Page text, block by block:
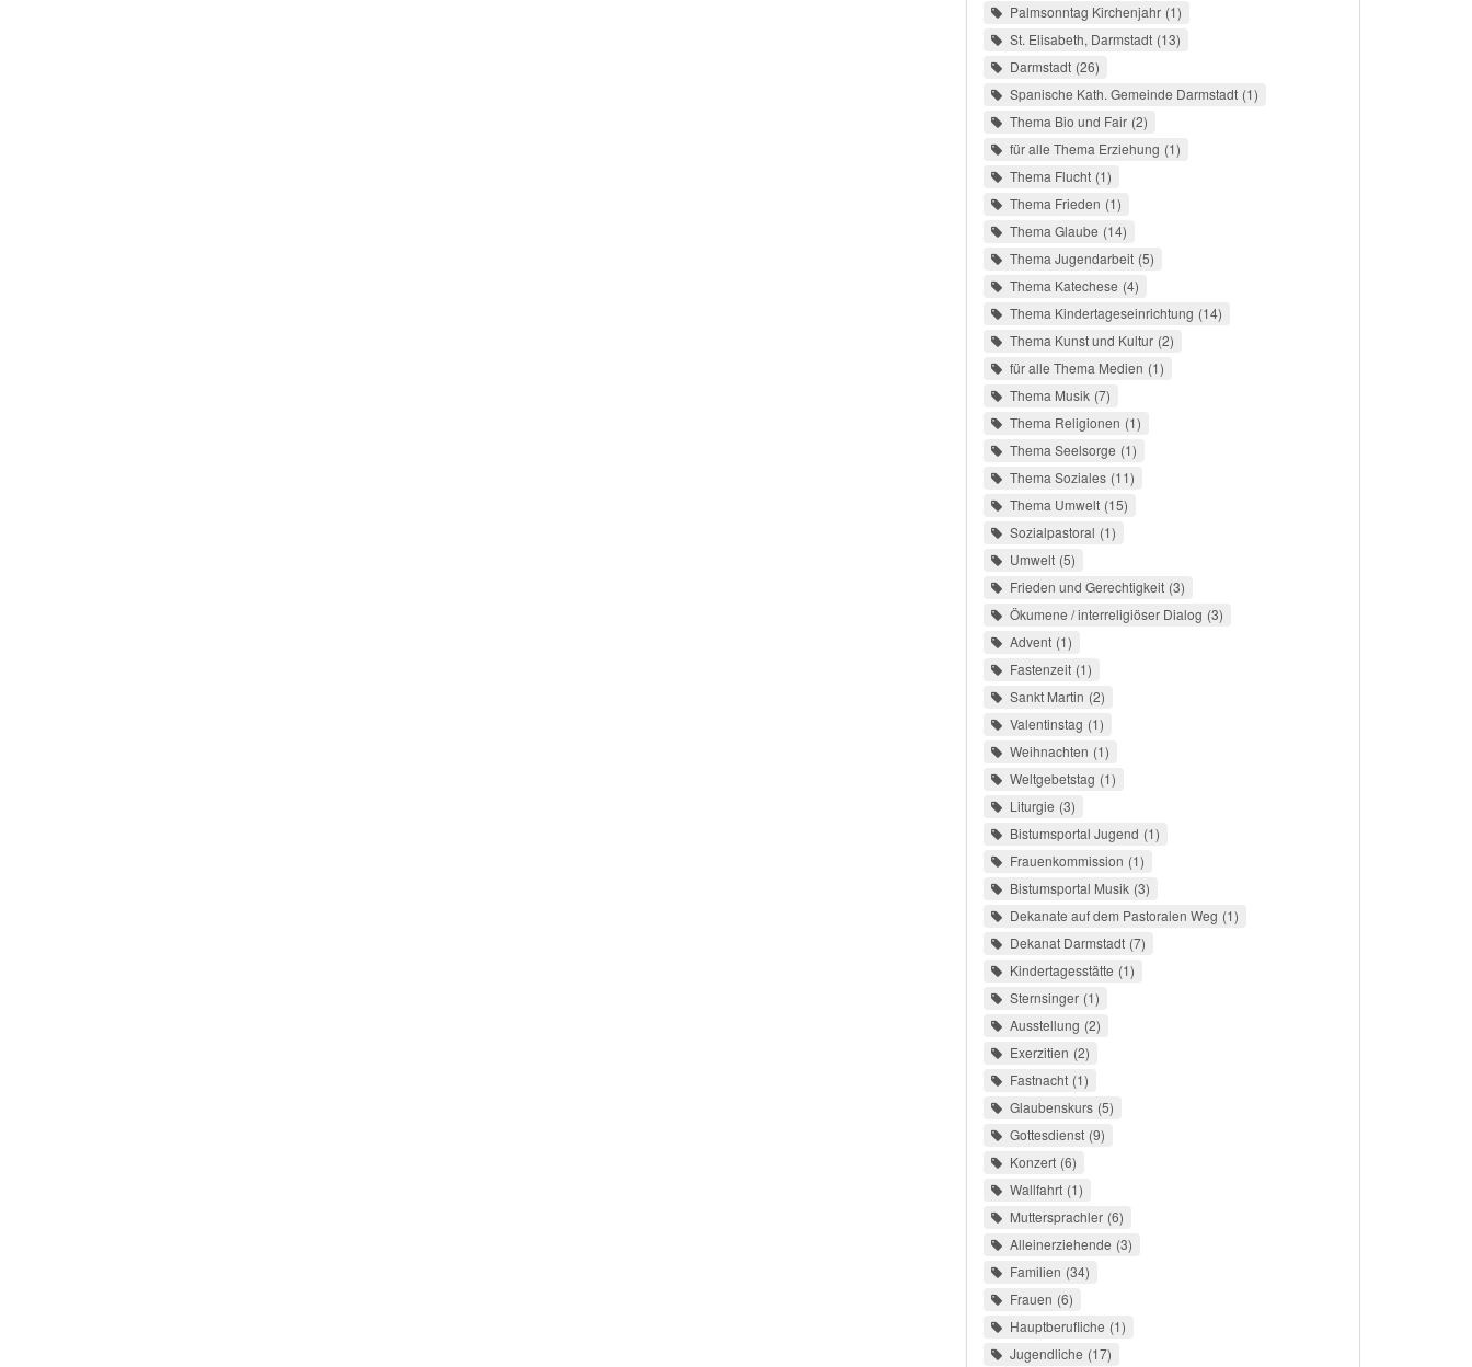
Palmsonntag Kirchenjahr 1
St. Elisabeth, Darmstadt 13
Darmstadt 26
Spanische Kath. Gemeinde Darmstadt 1
Thema Bio und Fair 2
für alle Thema Erziehung 1
Thema Flucht 1
Thema Frieden 1
Thema Glaube 14
Thema Jugendarbeit 5
Thema Katechese 4
Thema Kindertageseinrichtung 14
Thema Kunst und Kultur 2
für alle Thema Medien 1
Thema Musik 7
Thema Religionen 1
Thema Seelsorge 1
Thema Soziales 11
Thema Umwelt 15
Sozialpastoral 1
Umwelt 5
Frieden und Gerechtigkeit 3
Ökumene / interreligiöser Dialog 3
Advent 1
Fastenzeit 1
Sankt Martin 2
Valentinstag 1
Weihnachten 1
Weltgebetstag 1
Liturgie 3
Bistumsportal Jugend 1
Frauenkommission 1
Bistumsportal Musik 3
Dekanate auf dem Pastoralen Weg 1
Dekanat Darmstadt 7
Kindertagesstätte 1
Sternsinger 1
Ausstellung 2
Exerzitien 2
Fastnacht 1
Glaubenskurs 5
Gottesdienst 9
Konzert 6
Wallfahrt 1
Muttersprachler 6
Alleinerziehende 3
Familien 34
Frauen 6
Hauptberufliche 1
Jugendliche 17